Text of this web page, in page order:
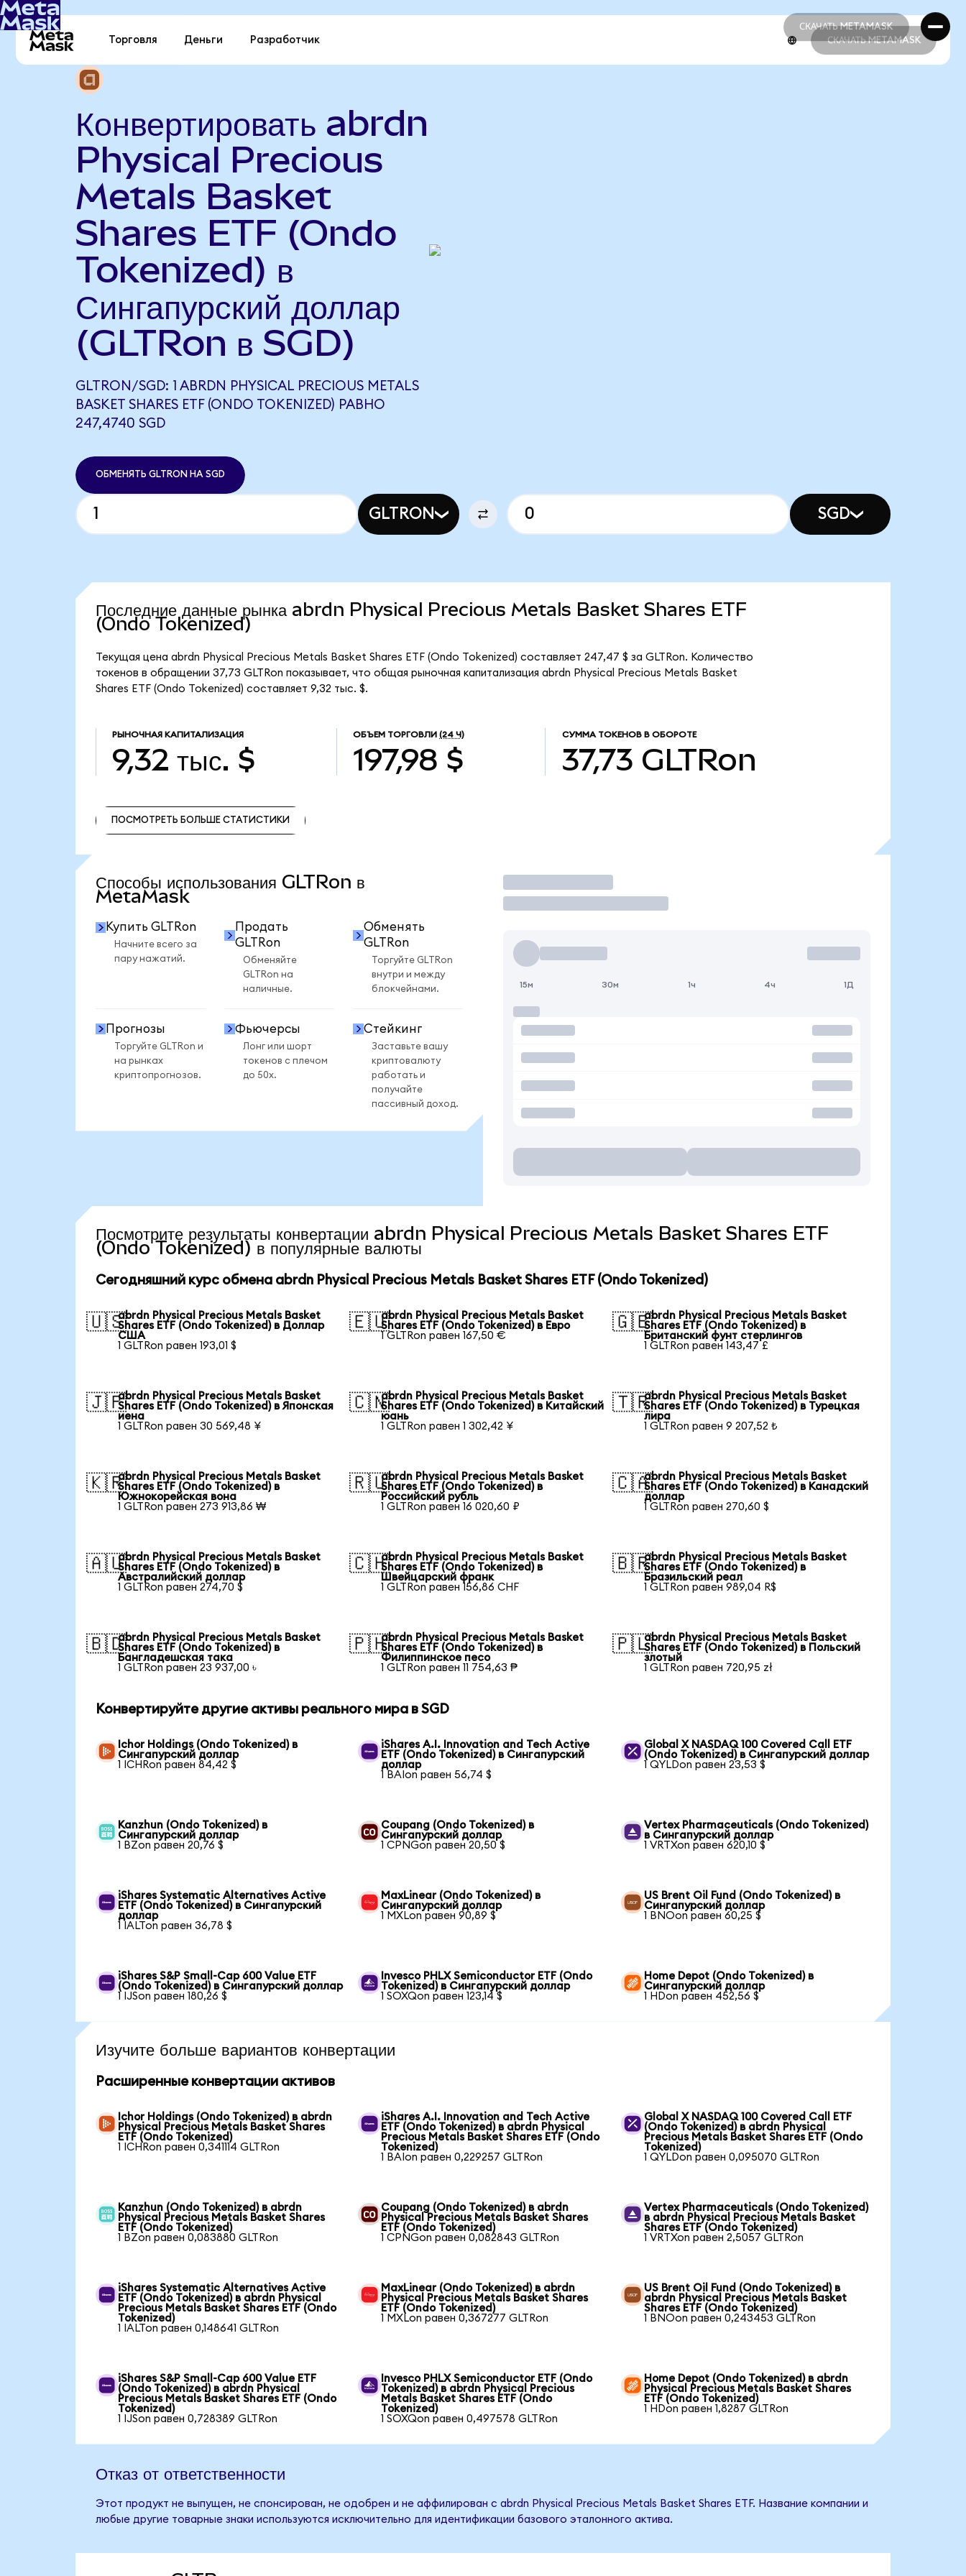
СКАЧАТЬ METAMASK
СКАЧАТЬ METAMASK
Торговля Деньги Разработчик СКАЧАТЬ METAMASK
Конвертировать abrdn
Physical Precious
Metals Basket
Shares ETF (Ondo
Tokenized) в
Сингапурский доллар
(GLTRon в SGD)
GLTRON/SGD: 1 ABRDN PHYSICAL PRECIOUS METALS
BASKET SHARES ETF (ONDO TOKENIZED) РАВНО
247,4740 SGD
ОБМЕНЯТЬ GLTRON НА SGD
GLTRON SGD
Последние данные рынка abrdn Physical Precious Metals Basket Shares ETF
(Ondo Tokenized)
Текущая цена abrdn Physical Precious Metals Basket Shares ETF (Ondo Tokenized) составляет 247,47 $ за GLTRon. Количество
токенов в обращении 37,73 GLTRon показывает, что общая рыночная капитализация abrdn Physical Precious Metals Basket
Shares ETF (Ondo Tokenized) составляет 9,32 тыс. $.
РЫНОЧНАЯ КАПИТАЛИЗАЦИЯ
9,32 тыс. $
ОБЪЕМ ТОРГОВЛИ (24 Ч)
197,98 $
СУММА ТОКЕНОВ В ОБОРОТЕ
37,73 GLTRon
ПОСМОТРЕТЬ БОЛЬШЕ СТАТИСТИКИ
Способы использования GLTRon в
MetaMask
Купить GLTRon
Начните всего за
пару нажатий.
Продать
GLTRon
Обменяйте
GLTRon на
наличные.
Обменять
GLTRon
Торгуйте GLTRon
внутри и между
блокчейнами.
Прогнозы
Торгуйте GLTRon и
на рынках
криптопрогнозов.
Фьючерсы
Лонг или шорт
токенов с плечом
до 50x.
Стейкинг
Заставьте вашу
криптовалюту
работать и
получайте
пассивный доход.
Торговать
15м 30м 1ч 4ч 1Д
Посмотрите результаты конвертации abrdn Physical Precious Metals Basket Shares ETF
(Ondo Tokenized) в популярные валюты
Сегодняшний курс обмена abrdn Physical Precious Metals Basket Shares ETF (Ondo Tokenized)
🇺🇸abrdn Physical Precious Metals Basket
Shares ETF (Ondo Tokenized) в Доллар
США
1 GLTRon равен 193,01 $
🇪🇺abrdn Physical Precious Metals Basket
Shares ETF (Ondo Tokenized) в Евро
1 GLTRon равен 167,50 €
🇬🇧abrdn Physical Precious Metals Basket
Shares ETF (Ondo Tokenized) в
Британский фунт стерлингов
1 GLTRon равен 143,47 £
🇯🇵abrdn Physical Precious Metals Basket
Shares ETF (Ondo Tokenized) в Японская
иена
1 GLTRon равен 30 569,48 ¥
🇨🇳abrdn Physical Precious Metals Basket
Shares ETF (Ondo Tokenized) в Китайский
юань
1 GLTRon равен 1 302,42 ¥
🇹🇷abrdn Physical Precious Metals Basket
Shares ETF (Ondo Tokenized) в Турецкая
лира
1 GLTRon равен 9 207,52 ₺
🇰🇷abrdn Physical Precious Metals Basket
Shares ETF (Ondo Tokenized) в
Южнокорейская вона
1 GLTRon равен 273 913,86 ₩
🇷🇺abrdn Physical Precious Metals Basket
Shares ETF (Ondo Tokenized) в
Российский рубль
1 GLTRon равен 16 020,60 ₽
🇨🇦abrdn Physical Precious Metals Basket
Shares ETF (Ondo Tokenized) в Канадский
доллар
1 GLTRon равен 270,60 $
🇦🇺abrdn Physical Precious Metals Basket
Shares ETF (Ondo Tokenized) в
Австралийский доллар
1 GLTRon равен 274,70 $
🇨🇭abrdn Physical Precious Metals Basket
Shares ETF (Ondo Tokenized) в
Швейцарский франк
1 GLTRon равен 156,86 CHF
🇧🇷abrdn Physical Precious Metals Basket
Shares ETF (Ondo Tokenized) в
Бразильский реал
1 GLTRon равен 989,04 R$
🇧🇩abrdn Physical Precious Metals Basket
Shares ETF (Ondo Tokenized) в
Бангладешская така
1 GLTRon равен 23 937,00 ৳
🇵🇭abrdn Physical Precious Metals Basket
Shares ETF (Ondo Tokenized) в
Филиппинское песо
1 GLTRon равен 11 754,63 ₱
🇵🇱abrdn Physical Precious Metals Basket
Shares ETF (Ondo Tokenized) в Польский
злотый
1 GLTRon равен 720,95 zł
Конвертируйте другие активы реального мира в SGD
Ichor Holdings (Ondo Tokenized) в
Сингапурский доллар
1 ICHRon равен 84,42 $
iShares A.I. Innovation and Tech Active
ETF (Ondo Tokenized) в Сингапурский
доллар
1 BAIon равен 56,74 $
Global X NASDAQ 100 Covered Call ETF
(Ondo Tokenized) в Сингапурский доллар
1 QYLDon равен 23,53 $
Kanzhun (Ondo Tokenized) в
Сингапурский доллар
1 BZon равен 20,76 $
Coupang (Ondo Tokenized) в
Сингапурский доллар
1 CPNGon равен 20,50 $
Vertex Pharmaceuticals (Ondo Tokenized)
в Сингапурский доллар
1 VRTXon равен 620,10 $
iShares Systematic Alternatives Active
ETF (Ondo Tokenized) в Сингапурский
доллар
1 IALTon равен 36,78 $
MaxLinear (Ondo Tokenized) в
Сингапурский доллар
1 MXLon равен 90,89 $
US Brent Oil Fund (Ondo Tokenized) в
Сингапурский доллар
1 BNOon равен 60,25 $
iShares S&P Small-Cap 600 Value ETF
(Ondo Tokenized) в Сингапурский доллар
1 IJSon равен 180,26 $
Invesco PHLX Semiconductor ETF (Ondo
Tokenized) в Сингапурский доллар
1 SOXQon равен 123,14 $
Home Depot (Ondo Tokenized) в
Сингапурский доллар
1 HDon равен 452,56 $
Изучите больше вариантов конвертации
Расширенные конвертации активов
Ichor Holdings (Ondo Tokenized) в abrdn
Physical Precious Metals Basket Shares
ETF (Ondo Tokenized)
1 ICHRon равен 0,341114 GLTRon
iShares A.I. Innovation and Tech Active
ETF (Ondo Tokenized) в abrdn Physical
Precious Metals Basket Shares ETF (Ondo
Tokenized)
1 BAIon равен 0,229257 GLTRon
Global X NASDAQ 100 Covered Call ETF
(Ondo Tokenized) в abrdn Physical
Precious Metals Basket Shares ETF (Ondo
Tokenized)
1 QYLDon равен 0,095070 GLTRon
Kanzhun (Ondo Tokenized) в abrdn
Physical Precious Metals Basket Shares
ETF (Ondo Tokenized)
1 BZon равен 0,083880 GLTRon
Coupang (Ondo Tokenized) в abrdn
Physical Precious Metals Basket Shares
ETF (Ondo Tokenized)
1 CPNGon равен 0,082843 GLTRon
Vertex Pharmaceuticals (Ondo Tokenized)
в abrdn Physical Precious Metals Basket
Shares ETF (Ondo Tokenized)
1 VRTXon равен 2,5057 GLTRon
iShares Systematic Alternatives Active
ETF (Ondo Tokenized) в abrdn Physical
Precious Metals Basket Shares ETF (Ondo
Tokenized)
1 IALTon равен 0,148641 GLTRon
MaxLinear (Ondo Tokenized) в abrdn
Physical Precious Metals Basket Shares
ETF (Ondo Tokenized)
1 MXLon равен 0,367277 GLTRon
US Brent Oil Fund (Ondo Tokenized) в
abrdn Physical Precious Metals Basket
Shares ETF (Ondo Tokenized)
1 BNOon равен 0,243453 GLTRon
iShares S&P Small-Cap 600 Value ETF
(Ondo Tokenized) в abrdn Physical
Precious Metals Basket Shares ETF (Ondo
Tokenized)
1 IJSon равен 0,728389 GLTRon
Invesco PHLX Semiconductor ETF (Ondo
Tokenized) в abrdn Physical Precious
Metals Basket Shares ETF (Ondo
Tokenized)
1 SOXQon равен 0,497578 GLTRon
Home Depot (Ondo Tokenized) в abrdn
Physical Precious Metals Basket Shares
ETF (Ondo Tokenized)
1 HDon равен 1,8287 GLTRon
Отказ от ответственности
Этот продукт не выпущен, не спонсирован, не одобрен и не аффилирован с abrdn Physical Precious Metals Basket Shares ETF. Название компании и
любые другие товарные знаки используются исключительно для идентификации базового эталонного актива.